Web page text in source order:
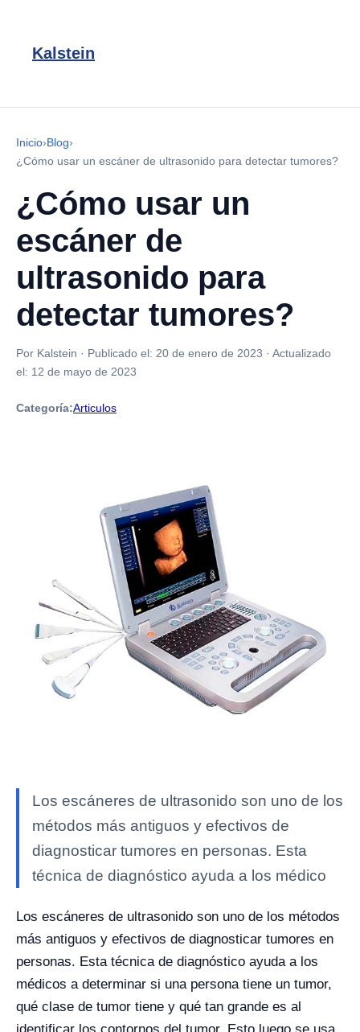
Kalstein
Inicio›Blog›
¿Cómo usar un escáner de ultrasonido para detectar tumores?
¿Cómo usar un
escáner de
ultrasonido para
detectar tumores?
Por Kalstein · Publicado el: 20 de enero de 2023 · Actualizado
el: 12 de mayo de 2023
Categoría:Articulos
Los escáneres de ultrasonido son uno de los
métodos más antiguos y efectivos de
diagnosticar tumores en personas. Esta
técnica de diagnóstico ayuda a los médico
Los escáneres de ultrasonido son uno de los métodos
más antiguos y efectivos de diagnosticar tumores en
personas. Esta técnica de diagnóstico ayuda a los
médicos a determinar si una persona tiene un tumor,
qué clase de tumor tiene y qué tan grande es al